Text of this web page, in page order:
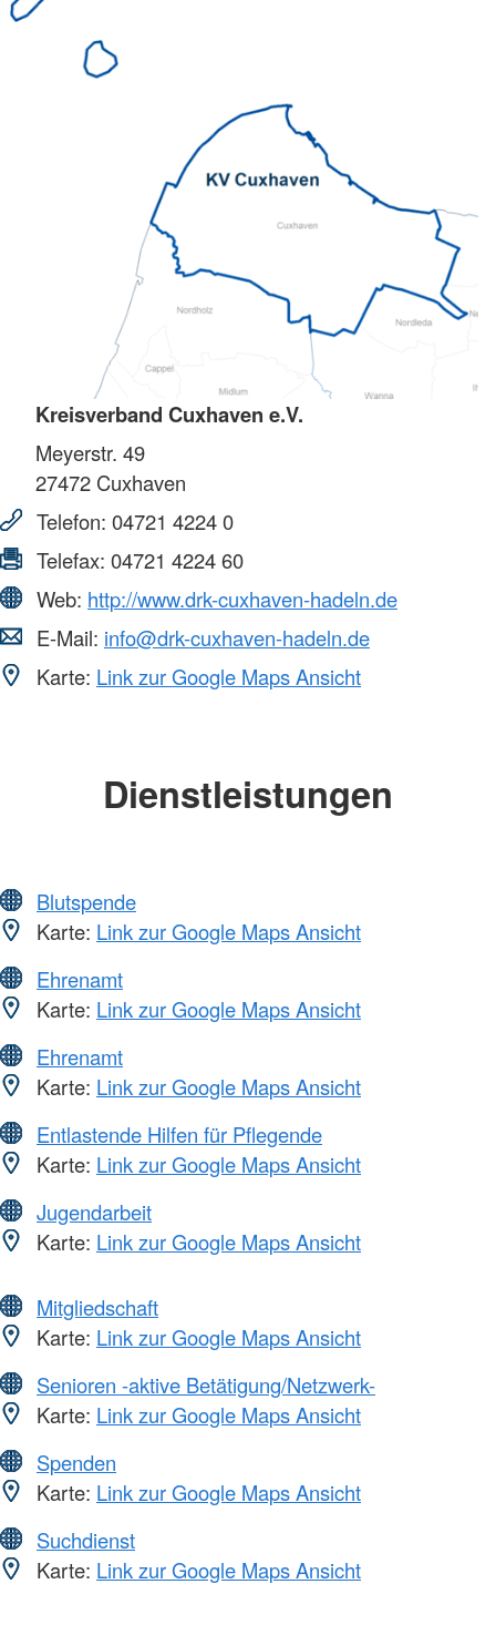
Kreisverband Cuxhaven e.V.
Meyerstr. 49
27472 Cuxhaven
Telefon: 04721 4224 0
Telefax: 04721 4224 60
Web: http://www.drk-cuxhaven-hadeln.de
E-Mail: info@drk-cuxhaven-hadeln.de
Karte: Link zur Google Maps Ansicht
Dienstleistungen
Blutspende
Karte: Link zur Google Maps Ansicht
Ehrenamt
Karte: Link zur Google Maps Ansicht
Ehrenamt
Karte: Link zur Google Maps Ansicht
Entlastende Hilfen für Pflegende
Karte: Link zur Google Maps Ansicht
Jugendarbeit
Karte: Link zur Google Maps Ansicht
Mitgliedschaft
Karte: Link zur Google Maps Ansicht
Senioren -aktive Betätigung/Netzwerk-
Karte: Link zur Google Maps Ansicht
Spenden
Karte: Link zur Google Maps Ansicht
Suchdienst
Karte: Link zur Google Maps Ansicht